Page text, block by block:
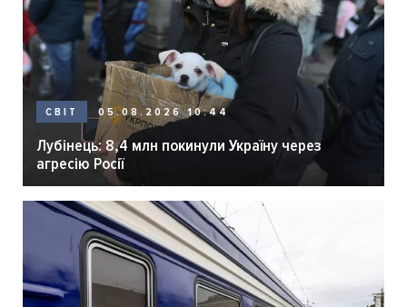
СВІТ 05.08.2026 10:44
Лубінець: 8,4 млн покинули Україну через
агресію Росії